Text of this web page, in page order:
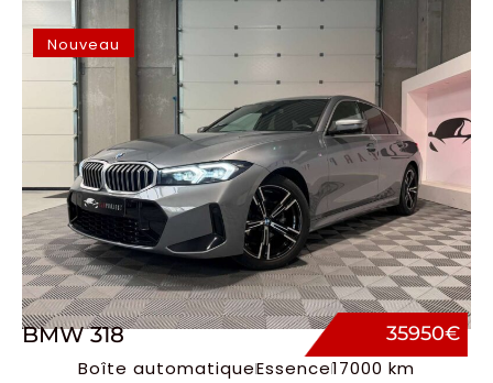
Nouveau
BMW 318 35950€
Boîte automatiqueEssence17000 km